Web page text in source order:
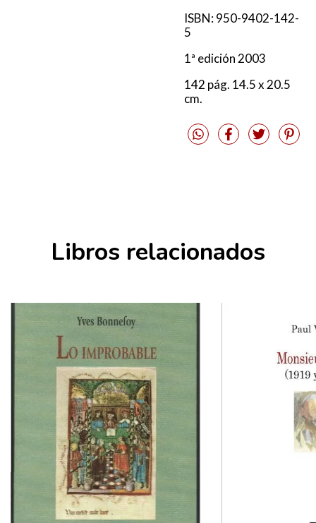
ISBN: 950-9402-142-
5
1ª edición 2003
142 pág. 14.5 x 20.5
cm.
Libros relacionados